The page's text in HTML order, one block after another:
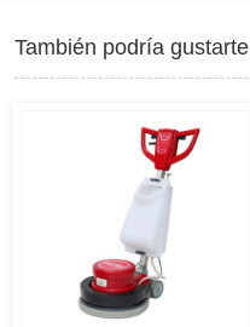
También podría gustarte